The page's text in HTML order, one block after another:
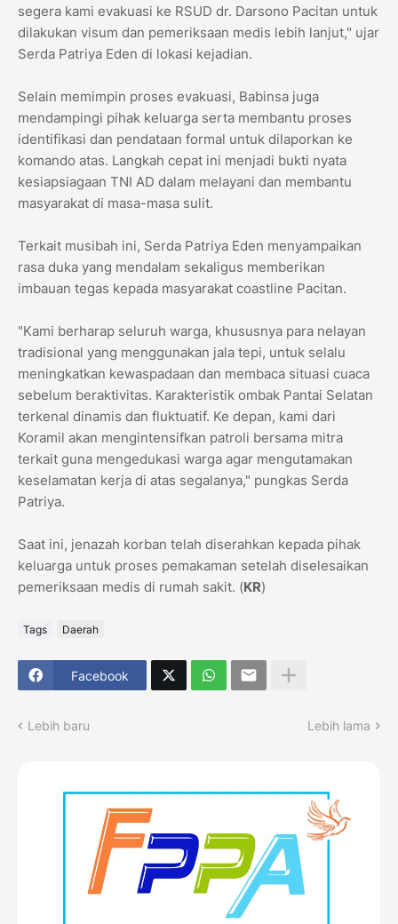
segera kami evakuasi ke RSUD dr. Darsono Pacitan untuk
dilakukan visum dan pemeriksaan medis lebih lanjut," ujar
Serda Patriya Eden di lokasi kejadian.
​Selain memimpin proses evakuasi, Babinsa juga
mendampingi pihak keluarga serta membantu proses
identifikasi dan pendataan formal untuk dilaporkan ke
komando atas. Langkah cepat ini menjadi bukti nyata
kesiapsiagaan TNI AD dalam melayani dan membantu
masyarakat di masa-masa sulit.
​Terkait musibah ini, Serda Patriya Eden menyampaikan
rasa duka yang mendalam sekaligus memberikan
imbauan tegas kepada masyarakat coastline Pacitan.
​"Kami berharap seluruh warga, khususnya para nelayan
tradisional yang menggunakan jala tepi, untuk selalu
meningkatkan kewaspadaan dan membaca situasi cuaca
sebelum beraktivitas. Karakteristik ombak Pantai Selatan
terkenal dinamis dan fluktuatif. Ke depan, kami dari
Koramil akan mengintensifkan patroli bersama mitra
terkait guna mengedukasi warga agar mengutamakan
keselamatan kerja di atas segalanya," pungkas Serda
Patriya.
​Saat ini, jenazah korban telah diserahkan kepada pihak
keluarga untuk proses pemakaman setelah diselesaikan
pemeriksaan medis di rumah sakit. (KR)
Tags Daerah
Facebook
Lebih baru Lebih lama